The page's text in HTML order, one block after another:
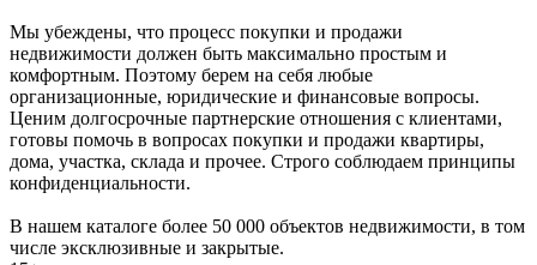
Мы убеждены, что процесс покупки и продажи
недвижимости должен быть максимально простым и
комфортным. Поэтому берем на себя любые
организационные, юридические и финансовые вопросы.
Ценим долгосрочные партнерские отношения с клиентами,
готовы помочь в вопросах покупки и продажи квартиры,
дома, участка, склада и прочее. Строго соблюдаем принципы
конфиденциальности.
В нашем каталоге более 50 000 объектов недвижимости, в том
числе эксклюзивные и закрытые.